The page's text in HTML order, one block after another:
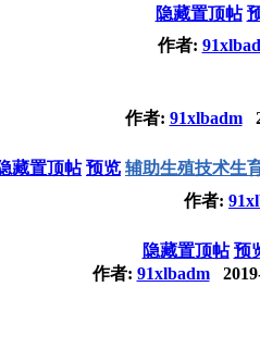
隐藏置顶帖
作者:
作者: 91xlbadm
藏置顶帖 预览 辅助生殖技术生
作者:
隐藏置顶帖 预
作者: 91xlbadm2019-